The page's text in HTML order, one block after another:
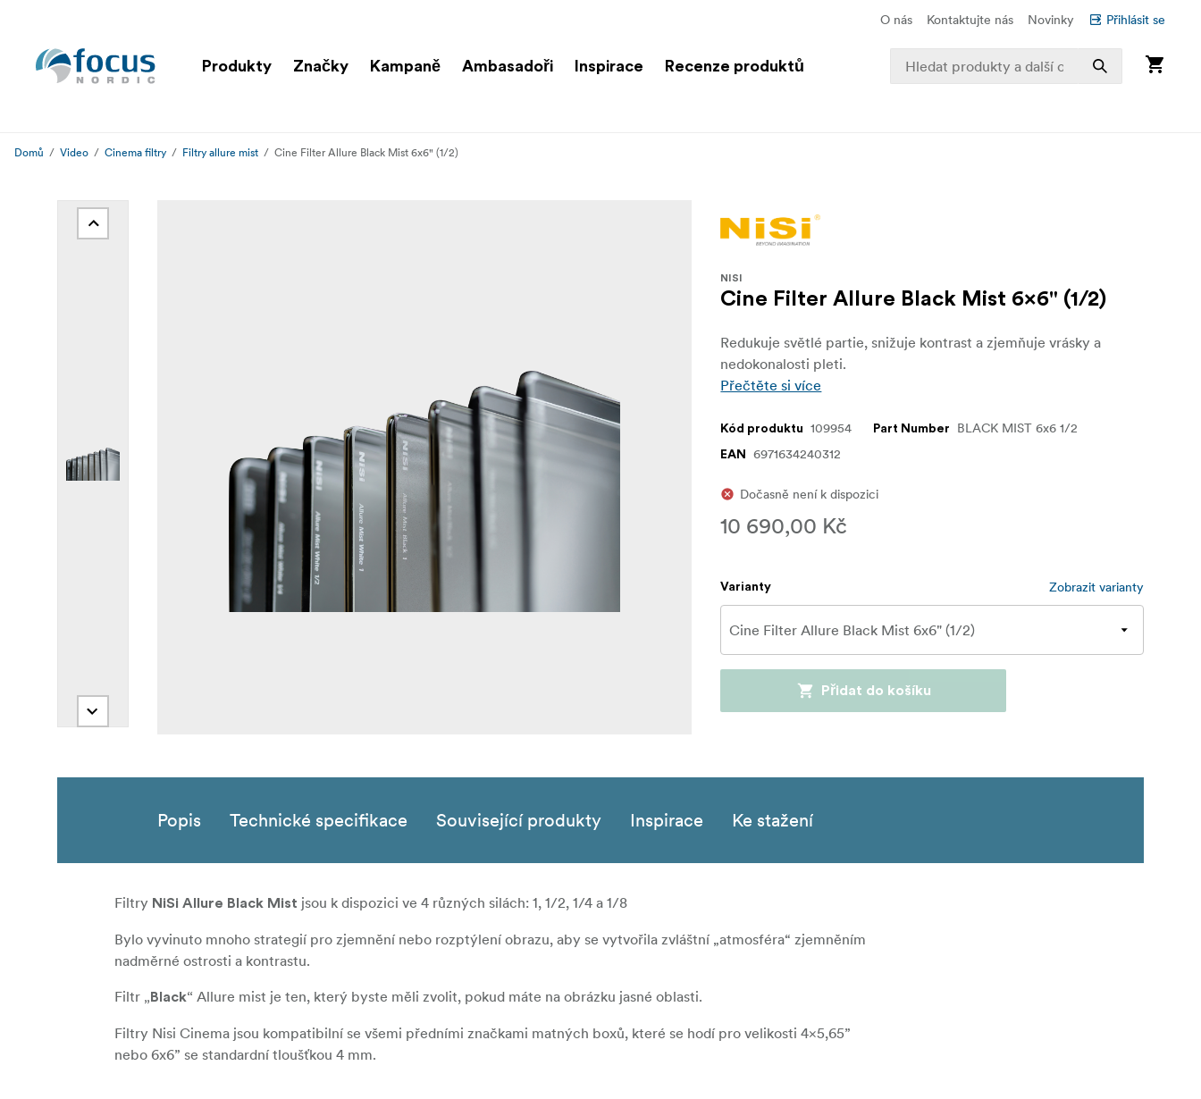
O nás Kontaktujte nás Novinky Přihlásit se
Produkty Značky Kampaně Ambasadoři Inspirace Recenze produktů
Domů Video Cinema filtry Filtry allure mist Cine Filter Allure Black Mist 6x6" (1/2)
NISI
Cine Filter Allure Black Mist 6x6" (1/2)
Redukuje světlé partie, snižuje kontrast a zjemňuje vrásky a
nedokonalosti pleti.
Přečtěte si více
Kód produktu 109954 Part Number BLACK MIST 6x6 1/2
EAN 6971634240312
Dočasně není k dispozici
10 690,00 Kč
Varianty Zobrazit varianty
Přidat do košíku
Popis Technické specifikace Související produkty Inspirace Ke stažení
Filtry NiSi Allure Black Mist jsou k dispozici ve 4 různých silách: 1, 1/2, 1/4 a 1/8
Bylo vyvinuto mnoho strategií pro zjemnění nebo rozptýlení obrazu, aby se vytvořila zvláštní „atmosféra“ zjemněním
nadměrné ostrosti a kontrastu.
Filtr „Black“ Allure mist je ten, který byste měli zvolit, pokud máte na obrázku jasné oblasti.
Filtry Nisi Cinema jsou kompatibilní se všemi předními značkami matných boxů, které se hodí pro velikosti 4×5,65”
nebo 6x6” se standardní tloušťkou 4 mm.